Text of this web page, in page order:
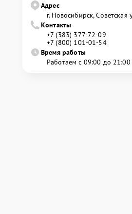
Адрес
г. Новосибирск, Советская
Контакты
+7 (383) 377-72-09
+7 (800) 101-01-54
Время работы
Работаем с 09:00 до 21:00